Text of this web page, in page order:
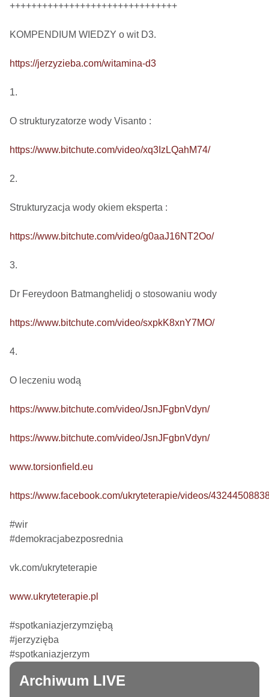
+++++++++++++++++++++++++++++++
KOMPENDIUM WIEDZY o wit D3.
https://jerzyzieba.com/witamina-d3
1.
O strukturyzatorze wody Visanto :
https://www.bitchute.com/video/xq3IzLQahM74/
2.
Strukturyzacja wody okiem eksperta :
https://www.bitchute.com/video/g0aaJ16NT2Oo/
3.
Dr Fereydoon Batmanghelidj o stosowaniu wody
https://www.bitchute.com/video/sxpkK8xnY7MO/
4.
O leczeniu wodą
https://www.bitchute.com/video/JsnJFgbnVdyn/
https://www.bitchute.com/video/JsnJFgbnVdyn/
www.torsionfield.eu
https://www.facebook.com/ukryteterapie/videos/
#wir
#demokracjabezposrednia
vk.com/ukryteterapie
www.ukryteterapie.pl
#spotkaniazjerzymziębą
#jerzyzięba
#spotkaniazjerzym
Archiwum LIVE